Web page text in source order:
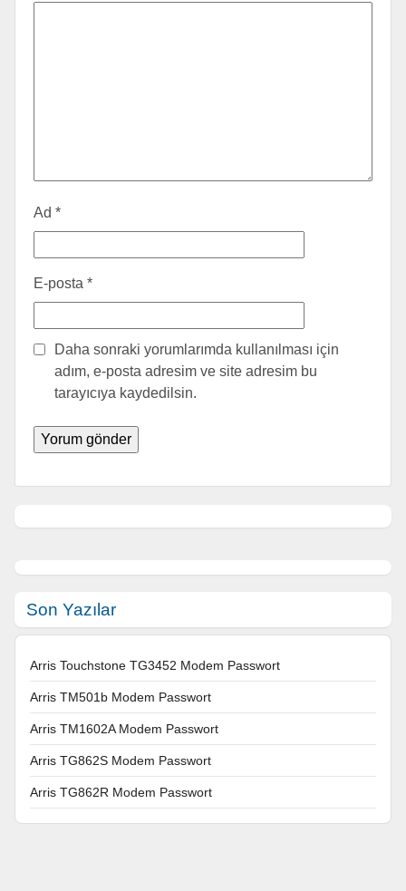
Ad *
E-posta *
Daha sonraki yorumlarımda kullanılması için
adım, e-posta adresim ve site adresim bu
tarayıcıya kaydedilsin.
Son Yazılar
Arris Touchstone TG3452 Modem Passwort
Arris TM501b Modem Passwort
Arris TM1602A Modem Passwort
Arris TG862S Modem Passwort
Arris TG862R Modem Passwort